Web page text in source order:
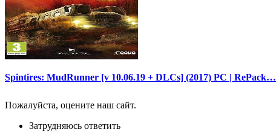
Spintires: MudRunner [v 10.06.19 + DLCs] (2017) PC | RePack…
Пожалуйста, оцените наш сайт.
Затрудняюсь ответить